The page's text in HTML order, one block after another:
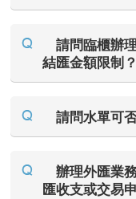
請問臨櫃辦
結匯金額限制？
請問水單可
辦理外匯業
匯收支或交易